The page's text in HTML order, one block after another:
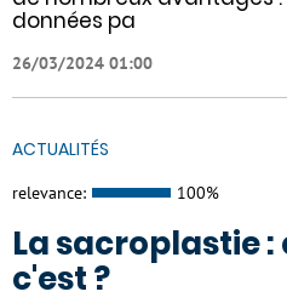
données pa
26/03/2024 01:00
ACTUALITÉS
relevance: 100%
La sacroplastie
c'est ?